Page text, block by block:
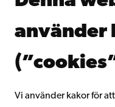
använder
Vi använder kakor för
Gå med i Åbo
Intranätet